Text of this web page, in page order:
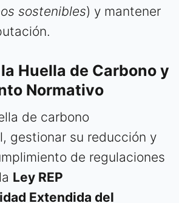
sostenibles) y mantener
Huella de Carbono y
Normativo
de carbono
gestionar su reducción y
de regulaciones
Ley REP
Extendida del